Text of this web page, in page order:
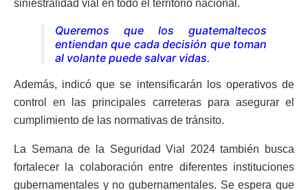
siniestralidad vial en todo el territorio nacional.
Queremos que los guatemaltecos
entiendan que cada decisión que toman
al volante puede salvar vidas.
Además, indicó que se intensificarán los operativos de
control en las principales carreteras para asegurar el
cumplimiento de las normativas de tránsito.
La Semana de la Seguridad Vial 2024 también busca
fortalecer la colaboración entre diferentes instituciones
gubernamentales y no gubernamentales. Se espera que